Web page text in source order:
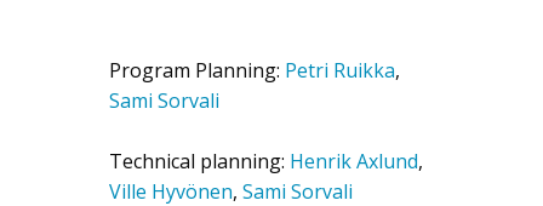
Program Planning: Petri Ruikka,
Sami Sorvali
Technical planning: Henrik Axlund,
Ville Hyvönen, Sami Sorvali